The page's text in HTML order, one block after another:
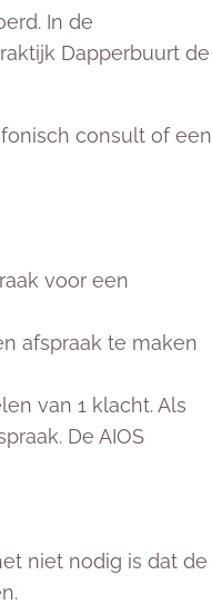
In de
Dapperbuurt de
consult of een
voor een
afspraak te maken
van 1 klacht. Als
De AIOS
niet nodig is dat de